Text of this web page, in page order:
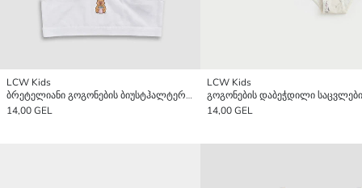
LCW Kids
ბრეტელიანი გოგონების ბიუსტჰალტერი 2 ნაწილიანი
14,00 GEL
LCW Kids
14,00 GEL